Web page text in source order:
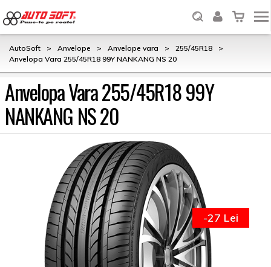
AutoSoft > Anvelope > Anvelope vara > 255/45R18
>
Anvelopa Vara 255/45R18 99Y NANKANG NS 20
Anvelopa Vara 255/45R18 99Y
NANKANG NS 20
-27 Lei